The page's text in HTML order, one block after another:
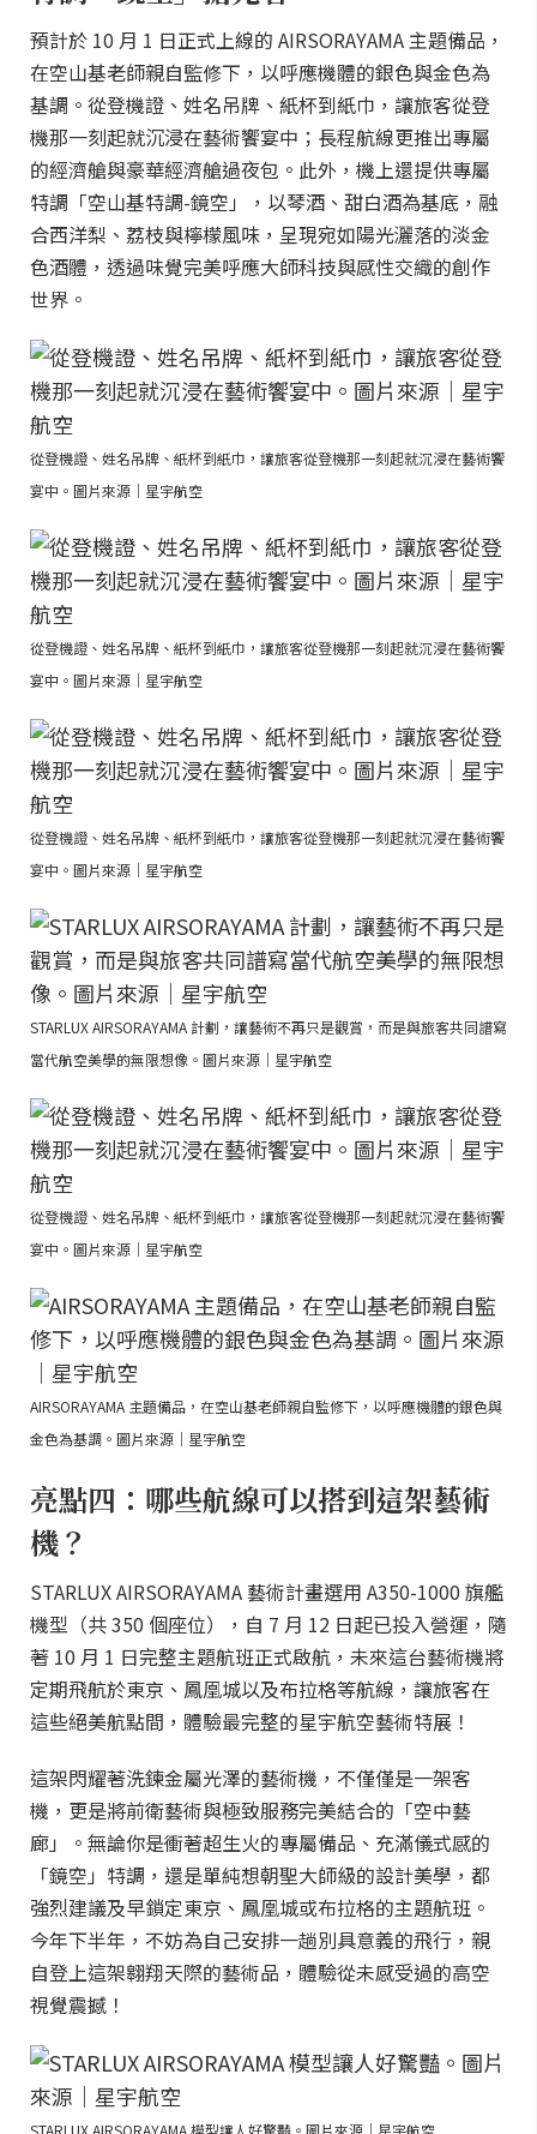
預計於 10 月 1 日正式上線的 AIRSORAYAMA 主題備品，
在空山基老師親自監修下，以呼應機體的銀色與金色為
基調。從登機證、姓名吊牌、紙杯到紙巾，讓旅客從登
機那一刻起就沉浸在藝術饗宴中；長程航線更推出專屬
的經濟艙與豪華經濟艙過夜包。此外，機上還提供專屬
特調「空山基特調-鏡空」，以琴酒、甜白酒為基底，融
合西洋梨、荔枝與檸檬風味，呈現宛如陽光灑落的淡金
色酒體，透過味覺完美呼應大師科技與感性交織的創作
世界。
從登機證、姓名吊牌、紙杯到紙巾，讓旅客從登機那一刻起就沉浸在藝術饗
宴中。圖片來源｜星宇航空
從登機證、姓名吊牌、紙杯到紙巾，讓旅客從登機那一刻起就沉浸在藝術饗
宴中。圖片來源｜星宇航空
從登機證、姓名吊牌、紙杯到紙巾，讓旅客從登機那一刻起就沉浸在藝術饗
宴中。圖片來源｜星宇航空
STARLUX AIRSORAYAMA 計劃，讓藝術不再只是觀賞，而是與旅客共同譜寫
當代航空美學的無限想像。圖片來源｜星宇航空
從登機證、姓名吊牌、紙杯到紙巾，讓旅客從登機那一刻起就沉浸在藝術饗
宴中。圖片來源｜星宇航空
AIRSORAYAMA 主題備品，在空山基老師親自監修下，以呼應機體的銀色與
金色為基調。圖片來源｜星宇航空
亮點四：哪些航線可以搭到這架藝術
機？
STARLUX AIRSORAYAMA 藝術計畫選用 A350-1000 旗艦
機型（共 350 個座位），自 7 月 12 日起已投入營運，隨
著 10 月 1 日完整主題航班正式啟航，未來這台藝術機將
定期飛航於東京、鳳凰城以及布拉格等航線，讓旅客在
這些絕美航點間，體驗最完整的星宇航空藝術特展！
這架閃耀著洗鍊金屬光澤的藝術機，不僅僅是一架客
機，更是將前衛藝術與極致服務完美結合的「空中藝
廊」。無論你是衝著超生火的專屬備品、充滿儀式感的
「鏡空」特調，還是單純想朝聖大師級的設計美學，都
強烈建議及早鎖定東京、鳳凰城或布拉格的主題航班。
今年下半年，不妨為自己安排一趟別具意義的飛行，親
自登上這架翱翔天際的藝術品，體驗從未感受過的高空
視覺震撼！
STARLUX AIRSORAYAMA 模型讓人好驚豔。圖片來源｜星宇航空